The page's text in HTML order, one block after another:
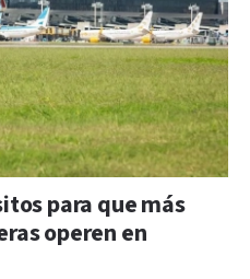
para que más
operen en